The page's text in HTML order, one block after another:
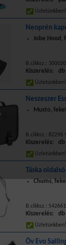
Neoprén
Jobe Hood,
B.cikksz.:
Kiszerelés: db
Neszeszer
Musto,
B.cikksz.: 82296
Kiszerelés: db
Táska oldalsó
Chums,
B.cikksz.:
Kiszerelés: db
Öv Evo